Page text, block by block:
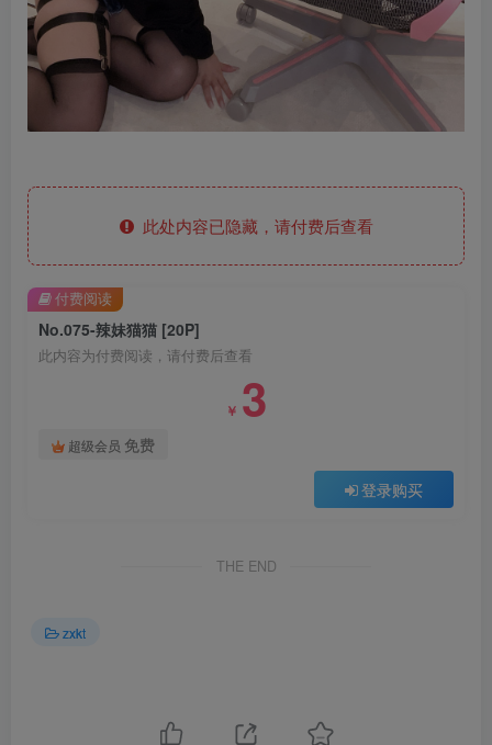
此处内容已隐藏，请付费后查看
No.075-辣妹猫猫 [20P]
此内容为付费阅读，请付费后查看
￥ 3
超级会员 免费
登录购买
付费阅读
THE END
zxkt